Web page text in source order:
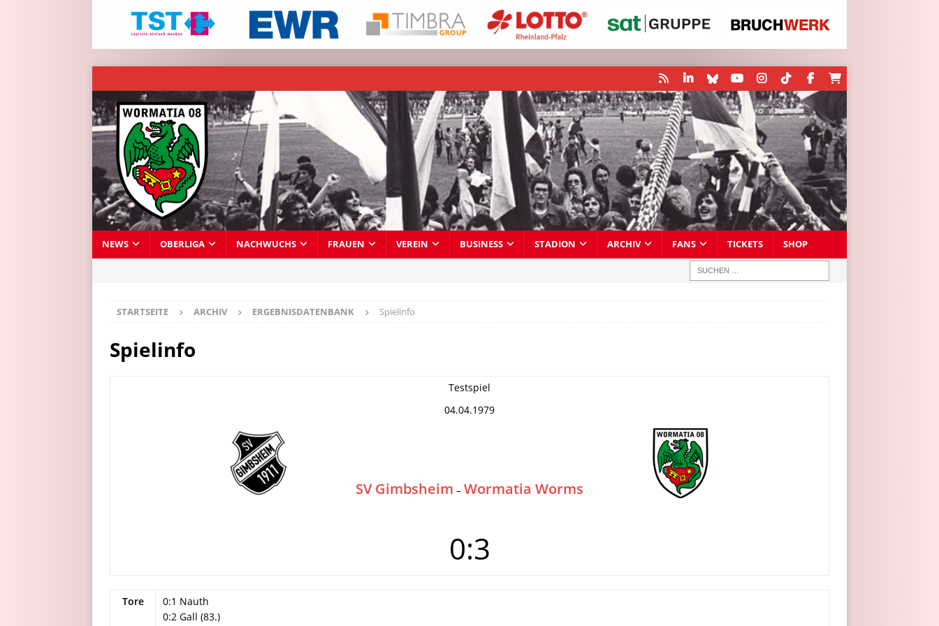
NEWS OBERLIGA NACHWUCHS FRAUEN VEREIN BUSINESS STADION ARCHIV FANS TICKETS SHOP
STARTSEITE ARCHIV ERGEBNISDATENBANK Spielinfo
Spielinfo
Testspiel
04.04.1979
SV Gimbsheim – Wormatia Worms
0:3
Tore
0:1 Nauth
0:2 Gall (83.)